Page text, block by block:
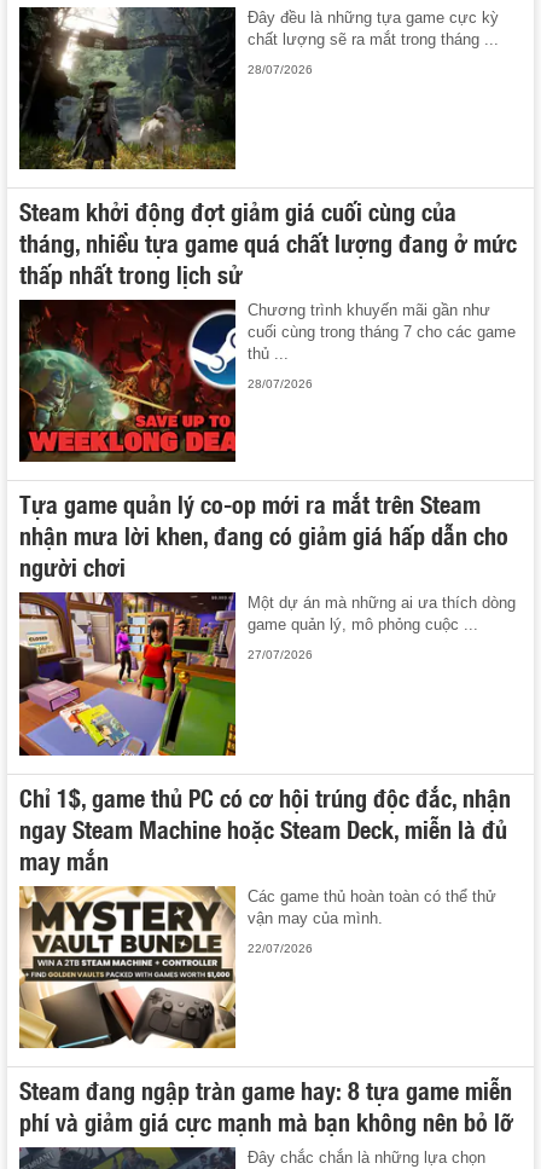
Đây đều là những tựa game cực kỳ
chất lượng sẽ ra mắt trong tháng ...
28/07/2026
Steam khởi động đợt giảm giá cuối cùng của
tháng, nhiều tựa game quá chất lượng đang ở mức
thấp nhất trong lịch sử
Chương trình khuyến mãi gần như
cuối cùng trong tháng 7 cho các game
thủ ...
28/07/2026
Tựa game quản lý co-op mới ra mắt trên Steam
nhận mưa lời khen, đang có giảm giá hấp dẫn cho
người chơi
Một dự án mà những ai ưa thích dòng
game quản lý, mô phỏng cuộc ...
27/07/2026
Chỉ 1$, game thủ PC có cơ hội trúng độc đắc, nhận
ngay Steam Machine hoặc Steam Deck, miễn là đủ
may mắn
Các game thủ hoàn toàn có thể thử
vận may của mình.
22/07/2026
Steam đang ngập tràn game hay: 8 tựa game miễn
phí và giảm giá cực mạnh mà bạn không nên bỏ lỡ
Đây chắc chắn là những lựa chọn